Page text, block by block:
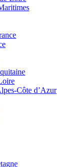
Côte d’Azur